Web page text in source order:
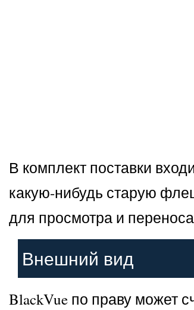
В комплект поставки
какую-нибудь старую
для просмотра и
Внешний вид
BlackVue по праву может